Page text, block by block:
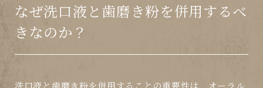
なぜ洗口液と歯磨き粉を併用するべ
きなのか？
洗口液と歯磨き粉を併用することの重要性は、オーラル